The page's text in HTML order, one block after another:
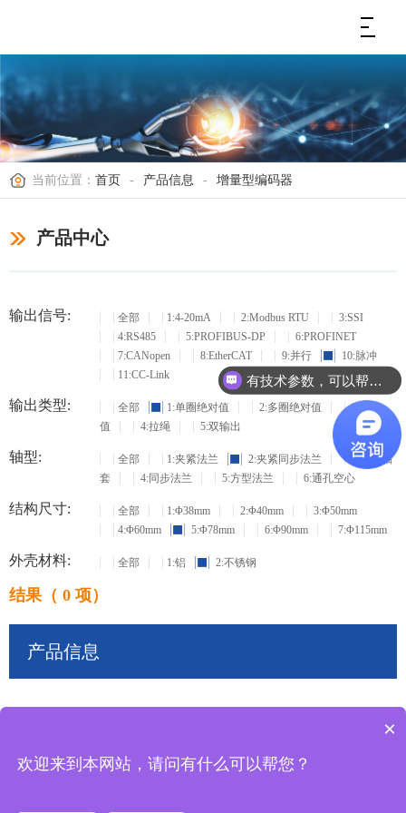
当前位置： 首页 - 产品信息 - 增量型编码器
产品中心
输出信号: 全部 1:4-20mA 2:Modbus RTU
3:SSI
4:RS485
5:PROFIBUS-DP
6:PROFINET
7:CANopen
8:EtherCAT 9:并行
10:脉冲
11:CC-Link
输出类型: 全部 1:单圈绝对值 2:多圈绝对值
3:增量
值
4:拉绳 5:双输出
轴型: 全部 1:夹紧法兰 2:夹紧同步法兰
3:盲孔轴
套
4:同步法兰 5:方型法兰 6:通孔空心
结构尺寸: 全部 1:Φ38mm 2:Φ40mm
3:Φ50mm
4:Φ60mm
5:Φ78mm 6:Φ90mm 7:Φ115mm
外壳材料: 全部 1:铝 2:不锈钢
结果（ 0 项）
产品信息
有技术参数，可以帮忙选型吗？
×
欢迎来到本网站，请问有什么可以帮您？